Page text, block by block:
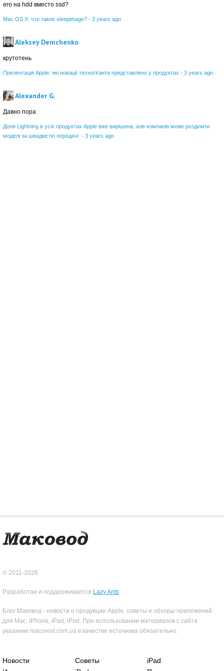
его на hdd вместо ssd?
Mac OS X: что такое sleepimage? · 3 years ago
Aleksey Demchenko
крутотень
Презентація Apple: які новації техногіганта представлено у продуктах · 3 years ago
Alexander G.
Давно пора
Доля Lightning в усіх продуктах Apple вже вирішена, але компанія може розділити
моделі за швидкістю передачі · 3 years ago
© 2011-2026
Разработан и поддерживается Lazy Ants
Блог Маковод - новости о продукции Apple, советы и обзоры приложений
для Mac, iPhone, iPad, iPod. При использовании материалов с сайта
указание macovod.com.ua в качестве источника обязательно.
Новости Советы
iPad